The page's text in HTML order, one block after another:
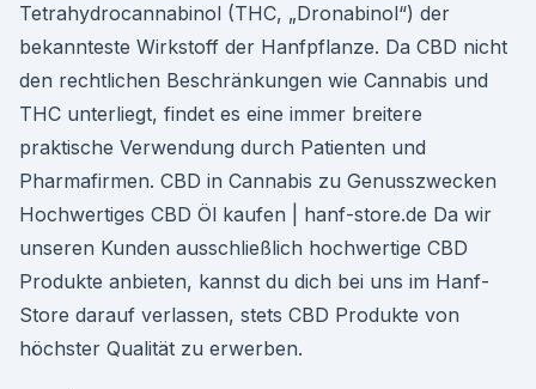
Tetrahydrocannabinol (THC, „Dronabinol“) der
bekannteste Wirkstoff der Hanfpflanze. Da CBD nicht
den rechtlichen Beschränkungen wie Cannabis und
THC unterliegt, findet es eine immer breitere
praktische Verwendung durch Patienten und
Pharmafirmen. CBD in Cannabis zu Genusszwecken
Hochwertiges CBD Öl kaufen | hanf-store.de Da wir
unseren Kunden ausschließlich hochwertige CBD
Produkte anbieten, kannst du dich bei uns im Hanf-
Store darauf verlassen, stets CBD Produkte von
höchster Qualität zu erwerben.